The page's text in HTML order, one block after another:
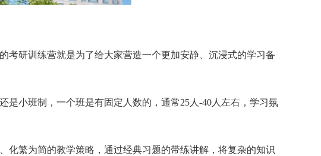
考研训练营就是为了给大家营造一个更加安静、沉浸式的学习备
小班制，一个班是有固定人数的，通常25人-40人左右，学习氛
化繁为简的教学策略，通过经典习题的带练讲解，将复杂的知识